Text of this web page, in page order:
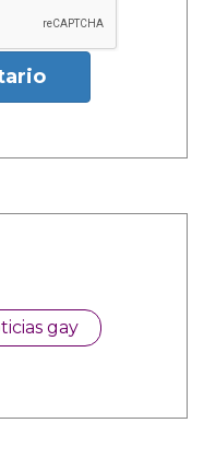
gay